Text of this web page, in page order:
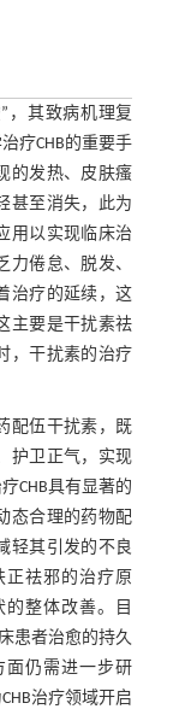
，其致病机理复
疗CHB的重要手
的发热、皮肤瘙
甚至消失，此为
用以实现临床治
倦怠、脱发、
治疗的延续，这
主要是干扰素祛
，干扰素的治疗
配伍干扰素，既
护卫正气，实现
CHB具有显著的
态合理的药物配
轻其引发的不良
祛邪的治疗原
整体改善。目
患者治愈的持久
面仍需进一步研
治疗领域开启